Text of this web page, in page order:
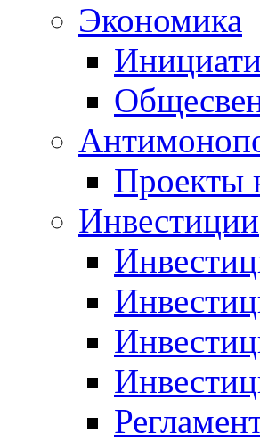
Экономика
Проекты
Инвестиции